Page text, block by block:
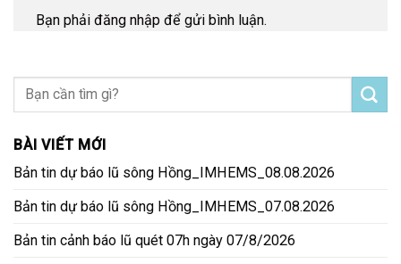
Bạn phải đăng nhập để gửi bình luận.
BÀI VIẾT MỚI
Bản tin dự báo lũ sông Hồng_IMHEMS_08.08.2026
Bản tin dự báo lũ sông Hồng_IMHEMS_07.08.2026
Bản tin cảnh báo lũ quét 07h ngày 07/8/2026